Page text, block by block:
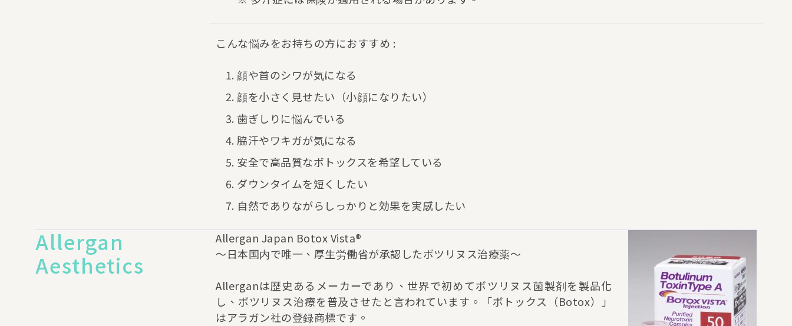
こんな悩みをお持ちの方におすすめ :
顔や首のシワが気になる
顔を小さく見せたい（小顔になりたい）
歯ぎしりに悩んでいる
脇汗やワキガが気になる
安全で高品質なボトックスを希望している
ダウンタイムを短くしたい
自然でありながらしっかりと効果を実感したい
Allergan
Aesthetics
Allergan Japan Botox Vista®
〜日本国内で唯一、厚生労働省が承認したボツリヌス治療薬〜
Allerganは歴史あるメーカーであり、世界で初めてボツリヌス菌製剤を製品化
し、ボツリヌス治療を普及させたと言われています。「ボトックス（Botox）」
はアラガン社の登録商標です。